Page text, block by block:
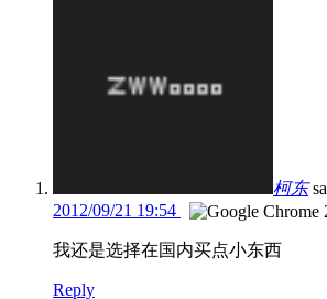
柯东
2012/09/21 19:54
我还是选择在国内买点小东西
Reply